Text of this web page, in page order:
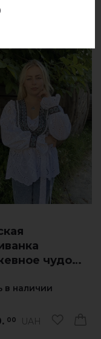
чудо
в наличии
00 UAH